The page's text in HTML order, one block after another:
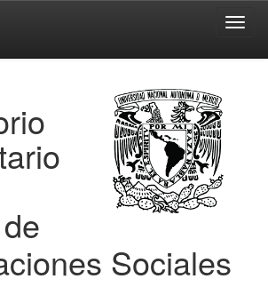
Sociales